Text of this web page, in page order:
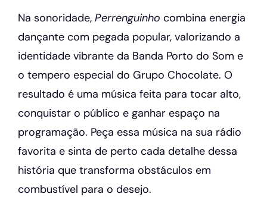
Na sonoridade, Perrenguinho combina energia
dançante com pegada popular, valorizando a
identidade vibrante da Banda Porto do Som e
o tempero especial do Grupo Chocolate. O
resultado é uma música feita para tocar alto,
conquistar o público e ganhar espaço na
programação. Peça essa música na sua rádio
favorita e sinta de perto cada detalhe dessa
história que transforma obstáculos em
combustível para o desejo.